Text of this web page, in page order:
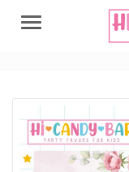
Menu